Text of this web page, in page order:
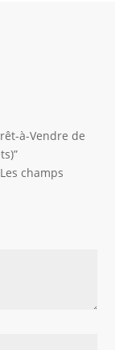
à-Vendre de
Les champs